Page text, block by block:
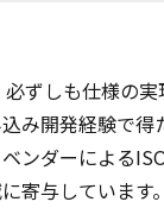
ずしも仕様の
み開発経験で
ンダーによる
寄与しています